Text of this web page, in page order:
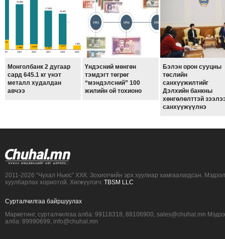
ЭРГЭН
ДЭЛБЭРСЭН
ЭРГЭН
ТОЙРОНД
СОНГУУЛИЙН
ЭРГЭН
ТОЙРОНД
29
ДҮГЭЭР
СУРГУУЛИЙН
Монголбанк 2 дугаар
сард 645.1 кг үнэт
металл худалдан
авчээ
Үндэсний мөнгөн
тэмдэгт төгрөг
“мэндэлсний” 100
жилийн ой тохионо
Бэлэн орон сууцны
төслийн
санхүүжилтийг
Дэлхийн банкны
хөнгөлөлттэй
санхүүжүүлнэ
2011-2026 “Чухал Ньюс” ХХК. Зохиогчийн эрх хуулиар хамгаалагдсан.
хуулбарлах хориотой. Хөгжүүлэгч: TBSM LLC
Сурталчилгаа байршуулах
Маркетинг, сурталчилгаа алба: 99118318, 88106900, sales@chuhal.mn
алба: 89990699, info@chuhal.mn